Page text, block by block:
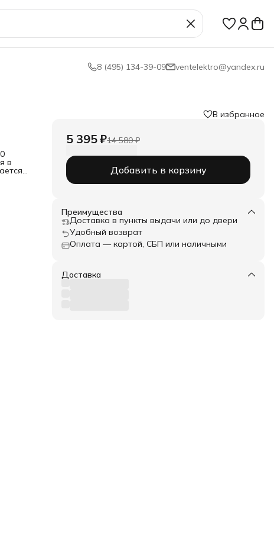
8 (495) 134-39-09 ventelektro@yandex.ru
в
для
В избранное
5 395 ₽14 580 ₽
Добавить в корзину
Преимущества
Доставка в пункты выдачи или до двери
Удобный возврат
Оплата — картой, СБП или наличными
Доставка